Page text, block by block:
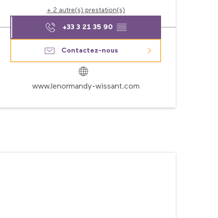
+ 2 autre(s) prestation(s)
+33 3 21 35 90 ▒▒
Contactez-nous
www.lenormandy-wissant.com